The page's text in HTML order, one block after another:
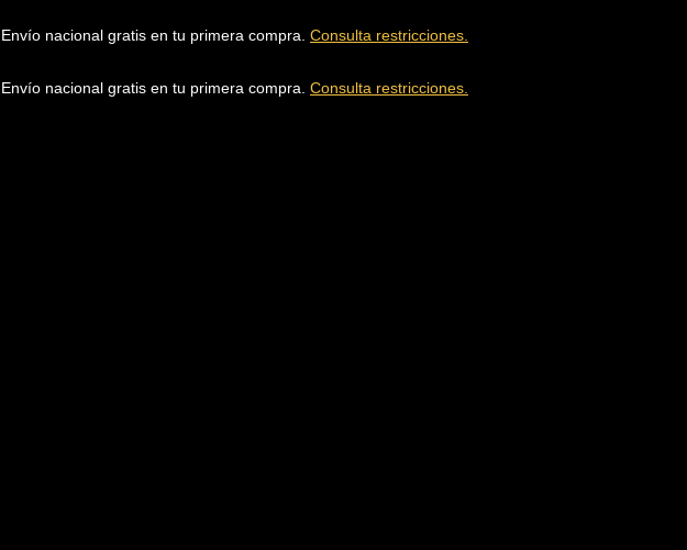
. Envío nacional gratis en tu primera compra. Consulta restricciones.
. Envío nacional gratis en tu primera compra. Consulta restricciones.